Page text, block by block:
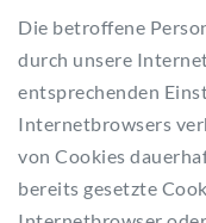
Die betroffene
durch unsere
entsprechenden
Internetbrowsers
von Cookies
bereits gesetzte